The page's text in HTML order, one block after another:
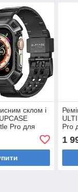
склом і
Pro для
Ultra 2/Ultra
Pro
1